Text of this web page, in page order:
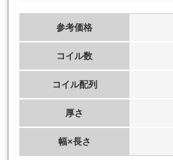
参考価格
コイル数
コイル配列
厚さ
幅×長さ